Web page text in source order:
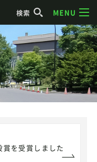
検索 MENU
を受賞しました